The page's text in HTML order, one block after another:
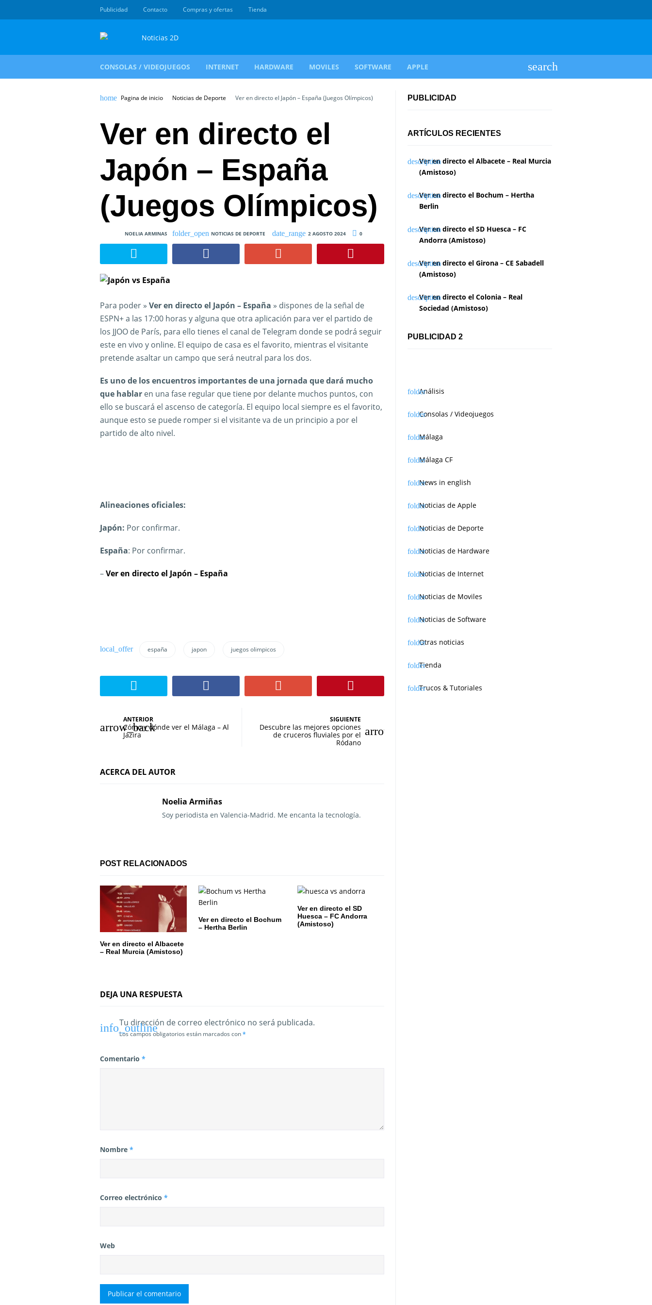
Publicidad Contacto Compras y ofertas Tienda
CONSOLAS / VIDEOJUEGOS INTERNET HARDWARE MOVILES SOFTWARE APPLE
Pagina de inicio Noticias de Deporte Ver en directo el Japón – España (Juegos Olímpicos)
Ver en directo el
Japón – España
(Juegos Olímpicos)
NOELIA ARMINAS NOTICIAS DE DEPORTE 2 AGOSTO 2024 0
Para poder » Ver en directo el Japón – España » dispones de la señal de
ESPN+ a las 17:00 horas y alguna que otra aplicación para ver el partido de
los JJOO de París, para ello tienes el canal de Telegram donde se podrá seguir
este en vivo y online. El equipo de casa es el favorito, mientras el visitante
pretende asaltar un campo que será neutral para los dos.
Es uno de los encuentros importantes de una jornada que dará mucho
que hablar en una fase regular que tiene por delante muchos puntos, con
ello se buscará el ascenso de categoría. El equipo local siempre es el favorito,
aunque esto se puede romper si el visitante va de un principio a por el
partido de alto nivel.
Alineaciones oficiales:
Japón: Por confirmar.
España: Por confirmar.
–Ver en directo el Japón – España
españa japon juegos olimpicos
a
e
ó
n
d
e
e
n
r
d
s
ANTERIOR
Cómo y dónde ver el Málaga – Al
Jazira
SIGUIENTE
Descubre las mejores opciones
de cruceros fluviales por el
Ródano
ACERCA DEL AUTOR
Noelia Armiñas
Soy periodista en Valencia-Madrid. Me encanta la tecnología.
POST RELACIONADOS
Ver en directo el Albacete
– Real Murcia (Amistoso)
Ver en directo el Bochum
– Hertha Berlin
Ver en directo el SD
Huesca – FC Andorra
(Amistoso)
DEJA UNA RESPUESTA
Tu dirección de correo electrónico no será publicada.
Los campos obligatorios están marcados con*
Comentario *
Nombre *
Correo electrónico *
Web
PUBLICIDAD
ARTÍCULOS RECIENTES
Ver en directo el Albacete – Real Murcia
(Amistoso)
Ver en directo el Bochum – Hertha
Berlin
Ver en directo el SD Huesca – FC
Andorra (Amistoso)
Ver en directo el Girona – CE Sabadell
(Amistoso)
Ver en directo el Colonia – Real
Sociedad (Amistoso)
PUBLICIDAD 2
Análisis
Consolas / Videojuegos
Málaga
Málaga CF
News in english
Noticias de Apple
Noticias de Deporte
Noticias de Hardware
Noticias de Internet
Noticias de Moviles
Noticias de Software
Otras noticias
Tienda
Trucos & Tutoriales